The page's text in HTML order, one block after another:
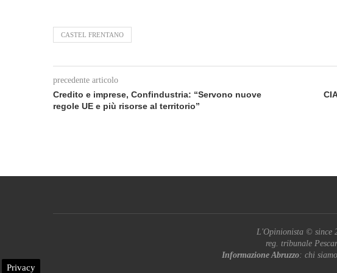
CASTEL FRENTANO
precedente articolo
Credito e imprese, Confindustria: “Servono nuove
regole UE e più risorse al territorio”
L'Opinionista © since
reg. tribunale
Informazione Abruzzo: chi
Privacy